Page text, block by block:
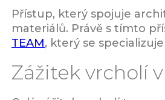
Přístup, který spojuje
materiálů. Právě s tímto
TEAM, který se
Zážitek vrcholí